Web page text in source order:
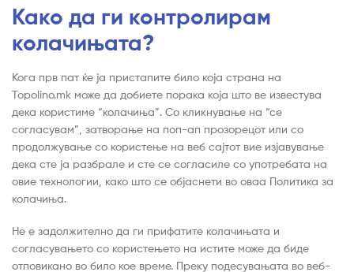
Како да ги контролирам
колачињата?
Кога прв пат ќе ја пристапите било која страна на
Topolino.mk може да добиете порака која што ве известува
дека користиме “колачиња”. Со кликнување на “се
согласувам”, затворање на поп-ап прозорецот или со
продолжување со користење на веб сајтот вие изјавување
дека сте ја разбрале и сте се согласиле со употребата на
овие технологии, како што се објаснети во оваа Политика за
колачиња.
Не е задолжително да ги прифатите колачињата и
согласувањето со користењето на истите може да биде
отповикано во било кое време. Преку подесувањата во веб-